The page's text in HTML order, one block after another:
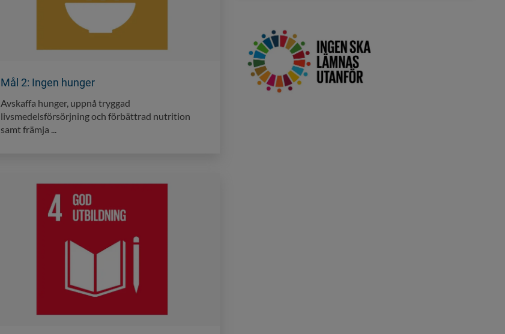
Mål 2: Ingen hunger
Avskaffa hunger, uppnå tryggad
livsmedelsförsörjning och förbättrad nutrition
samt främja ...